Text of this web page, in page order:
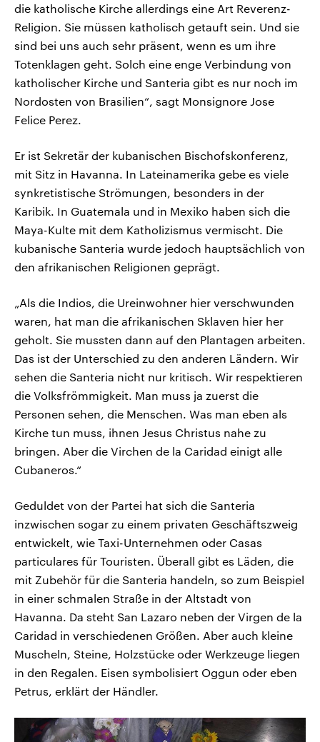
die katholische Kirche allerdings eine Art Reverenz-
Religion. Sie müssen katholisch getauft sein. Und sie
sind bei uns auch sehr präsent, wenn es um ihre
Totenklagen geht. Solch eine enge Verbindung von
katholischer Kirche und Santeria gibt es nur noch im
Nordosten von Brasilien“, sagt Monsignore Jose
Felice Perez.
Er ist Sekretär der kubanischen Bischofskonferenz,
mit Sitz in Havanna. In Lateinamerika gebe es viele
synkretistische Strömungen, besonders in der
Karibik. In Guatemala und in Mexiko haben sich die
Maya-Kulte mit dem Katholizismus vermischt. Die
kubanische Santeria wurde jedoch hauptsächlich von
den afrikanischen Religionen geprägt.
„Als die Indios, die Ureinwohner hier verschwunden
waren, hat man die afrikanischen Sklaven hier her
geholt. Sie mussten dann auf den Plantagen arbeiten.
Das ist der Unterschied zu den anderen Ländern. Wir
sehen die Santeria nicht nur kritisch. Wir respektieren
die Volksfrömmigkeit. Man muss ja zuerst die
Personen sehen, die Menschen. Was man eben als
Kirche tun muss, ihnen Jesus Christus nahe zu
bringen. Aber die Virchen de la Caridad einigt alle
Cubaneros.“
Geduldet von der Partei hat sich die Santeria
inzwischen sogar zu einem privaten Geschäftszweig
entwickelt, wie Taxi-Unternehmen oder Casas
particulares für Touristen. Überall gibt es Läden, die
mit Zubehör für die Santeria handeln, so zum Beispiel
in einer schmalen Straße in der Altstadt von
Havanna. Da steht San Lazaro neben der Virgen de la
Caridad in verschiedenen Größen. Aber auch kleine
Muscheln, Steine, Holzstücke oder Werkzeuge liegen
in den Regalen. Eisen symbolisiert Oggun oder eben
Petrus, erklärt der Händler.